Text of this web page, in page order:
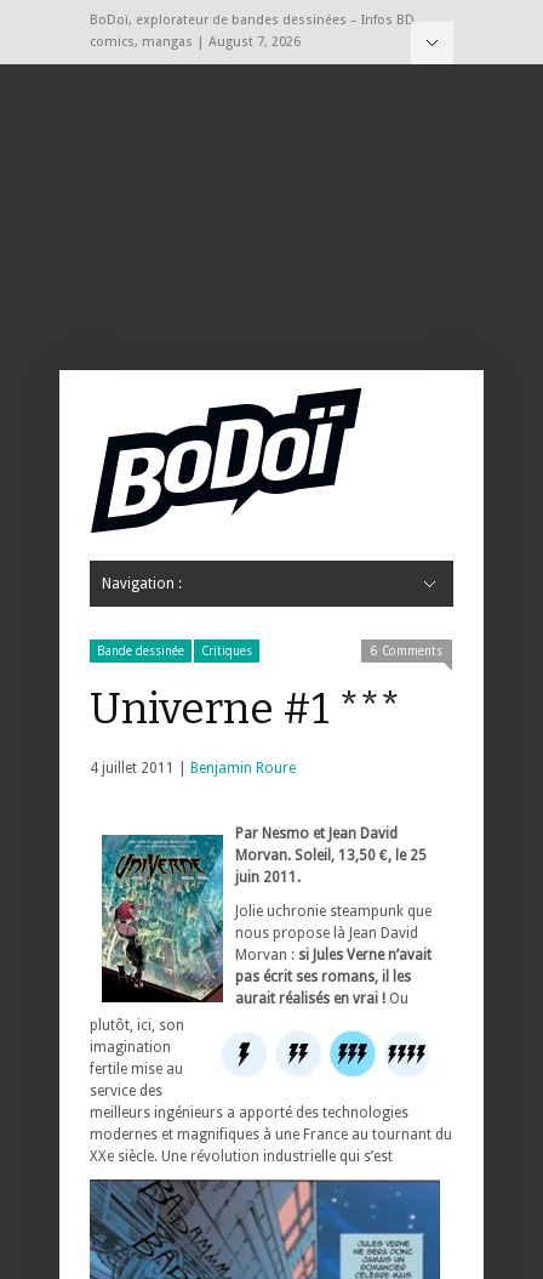
BoDoï, explorateur de bandes dessinées – Infos BD,
comics, mangas | August 7, 2026
Navigation :
Bande dessinée Critiques 6 Comments
Univerne #1 ***
4 juillet 2011 | Benjamin Roure
Par Nesmo et Jean David
Morvan. Soleil, 13,50 €, le 25
juin 2011.
Jolie uchronie steampunk que
nous propose là Jean David
Morvan : si Jules Verne n’avait
pas écrit ses romans, il les
aurait réalisés en vrai ! Ou
plutôt, ici, son
imagination
fertile mise au
service des
meilleurs ingénieurs a apporté des technologies
modernes et magnifiques à une France au tournant du
XXe siècle. Une révolution industrielle qui s’est